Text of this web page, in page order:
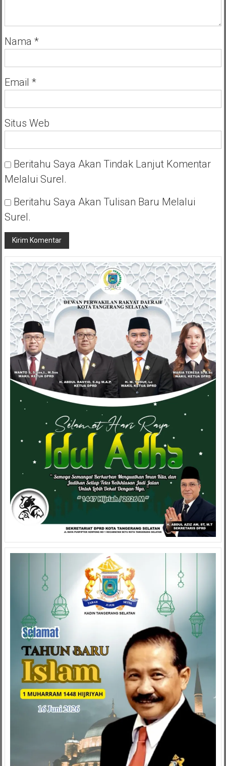
Nama *
Email *
Situs Web
Beritahu Saya Akan Tindak Lanjut Komentar
Melalui Surel.
Beritahu Saya Akan Tulisan Baru Melalui
Surel.